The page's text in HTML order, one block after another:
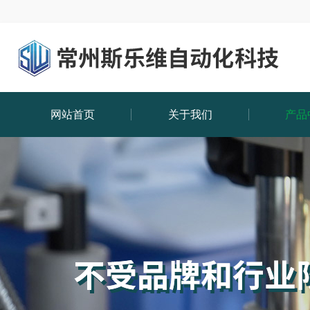
网站首页 关于我们 产品